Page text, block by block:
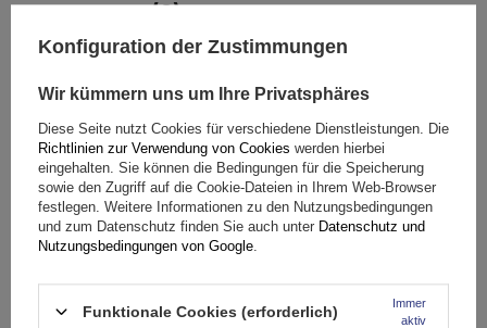
Bewertungen(0)
Ihre Bewertung schreiben
Ihre Note:
5/5
Inhalt Ihrer Bewertung
Konfiguration der Zustimmungen
Wir kümmern uns um Ihre Privatsphäres
Diese Seite nutzt Cookies für verschiedene Dienstleistungen. Die
Richtlinien zur Verwendung von Cookies werden hierbei
eingehalten. Sie können die Bedingungen für die Speicherung
sowie den Zugriff auf die Cookie-Dateien in Ihrem Web-Browser
festlegen. Weitere Informationen zu den Nutzungsbedingungen
und zum Datenschutz finden Sie auch unter Datenschutz und
Nutzungsbedingungen von Google
Funktionale Cookies (erforderlich)
Immer
aktiv